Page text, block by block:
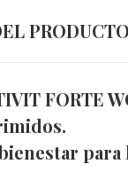
PRODUCTO
FORTE
para